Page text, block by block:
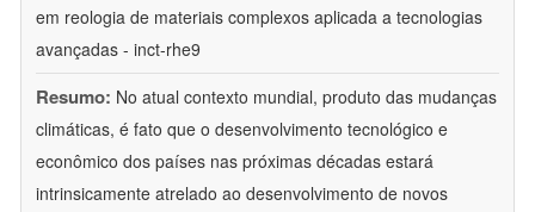
em reologia de materiais complexos aplicada a tecnologias
avançadas - inct-rhe9
Resumo: No atual contexto mundial, produto das mudanças
climáticas, é fato que o desenvolvimento tecnológico e
econômico dos países nas próximas décadas estará
intrinsicamente atrelado ao desenvolvimento de novos